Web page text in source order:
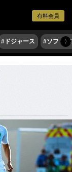
有料会員
#ドジャース #ソフト〉